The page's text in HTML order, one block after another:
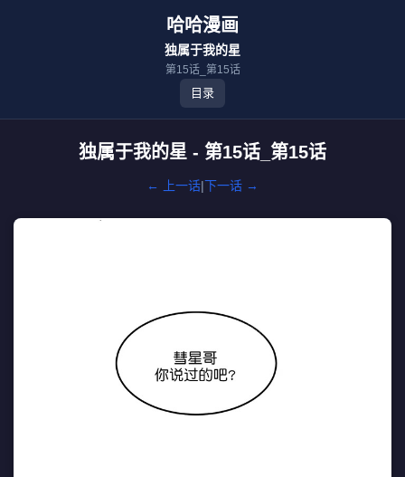
哈哈漫画
独属于我的星
第15话_第15话
目录
独属于我的星 - 第15话_第15话
← 上一话|下一话 →